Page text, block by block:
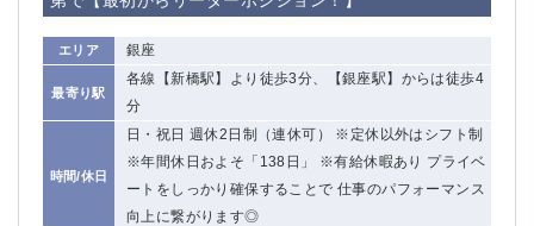
エリア 銀座
最寄り駅
各線【新橋駅】より徒歩3分、【銀座駅】からは徒歩4
分
時間/休日
日・祝日 週休2日制（連休可） ※定休以外はシフト制
※年間休日およそ「138日」 ※有給休暇あり プライベ
ートをしっかり確保することで 仕事のパフォーマンス
向上に繋がります◎